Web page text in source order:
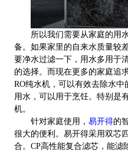
所以我们需要从家庭的用
备。如果家里的自来水质量较
要净水过滤一下，用水多用于
的选择。 而现在更多的家庭追
RO纯水机， 可以有效去除水中
用水，可以用于烹饪。特别是
机。
针对家庭使用， 易开得的
很大的便利。易开得采用双芯
合。CP高性能复合滤芯，能滤